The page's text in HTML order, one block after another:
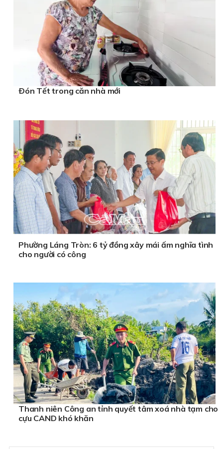
Ðón Tết trong căn nhà mới
Phường Láng Tròn: 6 tỷ đồng xây mái ấm nghĩa tình
cho người có công
Thanh niên Công an tỉnh quyết tâm xoá nhà tạm cho
cựu CAND khó khăn